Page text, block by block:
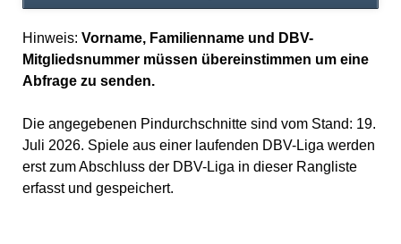
Hinweis: Vorname, Familienname und DBV-
Mitgliedsnummer müssen übereinstimmen um eine
Abfrage zu senden.
Die angegebenen Pindurchschnitte sind vom Stand: 19.
Juli 2026. Spiele aus einer laufenden DBV-Liga werden
erst zum Abschluss der DBV-Liga in dieser Rangliste
erfasst und gespeichert.